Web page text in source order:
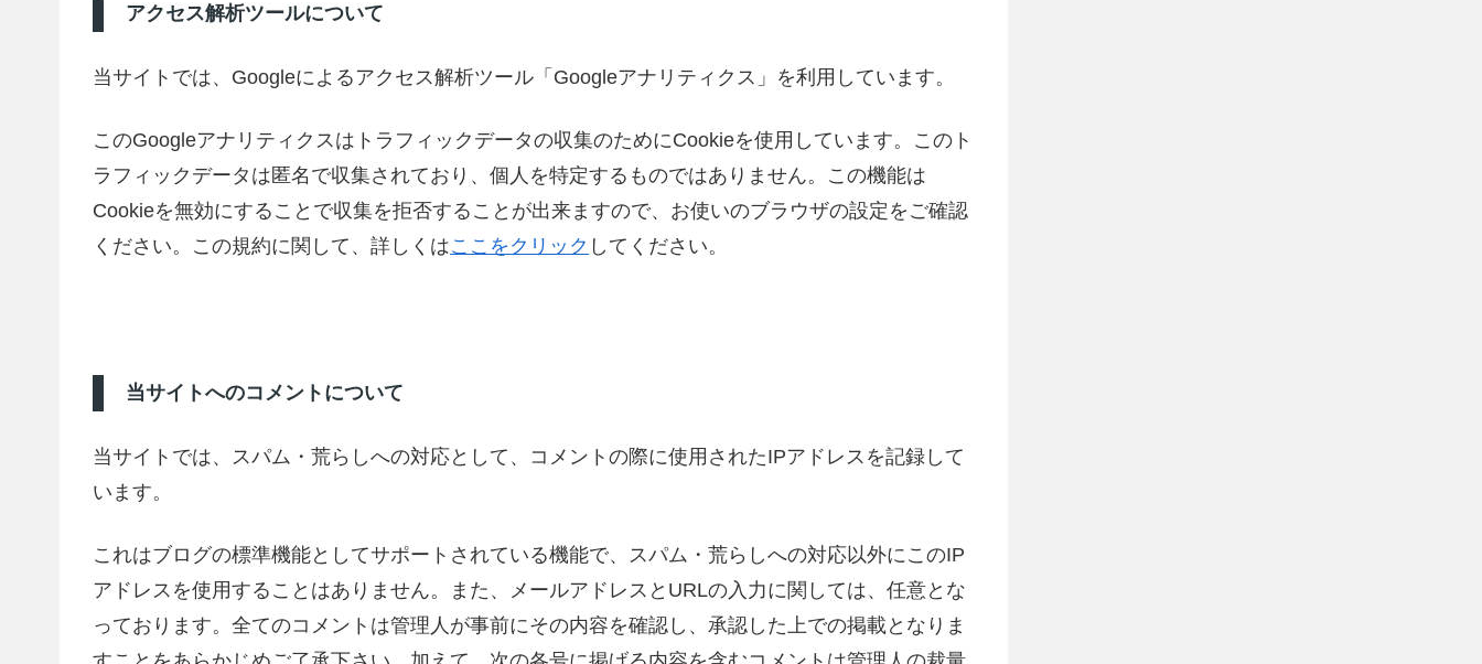
アクセス解析ツールについて
当サイトでは、Googleによるアクセス解析ツール「Googleアナリティクス」を利用しています。
このGoogleアナリティクスはトラフィックデータの収集のためにCookieを使用しています。このト
ラフィックデータは匿名で収集されており、個人を特定するものではありません。この機能は
Cookieを無効にすることで収集を拒否することが出来ますので、お使いのブラウザの設定をご確認
ください。この規約に関して、詳しくはここをクリック してください。
当サイトへのコメントについて
当サイトでは、スパム・荒らしへの対応として、コメントの際に使用されたIPアドレスを記録して
います。
これはブログの標準機能としてサポートされている機能で、スパム・荒らしへの対応以外にこのIP
アドレスを使用することはありません。また、メールアドレスとURLの入力に関しては、任意とな
っております。全てのコメントは管理人が事前にその内容を確認し、承認した上での掲載となりま